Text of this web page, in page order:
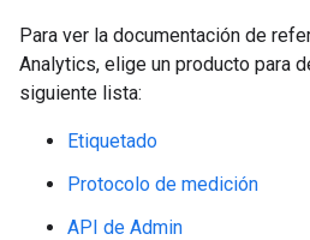
Para ver la documentación de
Analytics, elige un producto para
siguiente lista:
Etiquetado
Protocolo de medición
API de Admin